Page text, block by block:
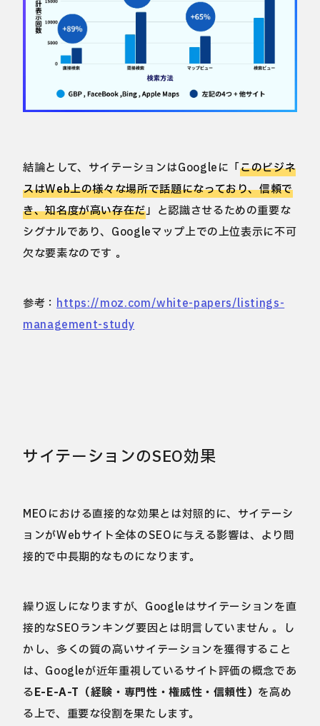
結論として、サイテーションはGoogleに「このビジネ
スはWeb上の様々な場所で話題になっており、信頼で
き、知名度が高い存在だ」と認識させるための重要な
シグナルであり、Googleマップ上での上位表示に不可
欠な要素なのです 。
参考： https://moz.com/white-papers/listings-
management-study
サイテーションのSEO効果
MEOにおける直接的な効果とは対照的に、サイテーシ
ョンがWebサイト全体のSEOに与える影響は、より間
接的で中長期的なものになります。
繰り返しになりますが、Googleはサイテーションを直
接的なSEOランキング要因とは明言していません 。し
かし、多くの質の高いサイテーションを獲得すること
は、Googleが近年重視しているサイト評価の概念であ
るE-E-A-T（経験・専門性・権威性・信頼性） を高め
る上で、重要な役割を果たします。